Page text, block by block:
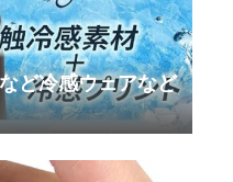
ど冷感ウェアなど